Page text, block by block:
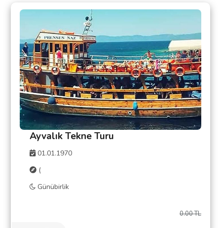
Ayvalık Tekne Turu
01.01.1970
(
Günübirlik
0.00TL